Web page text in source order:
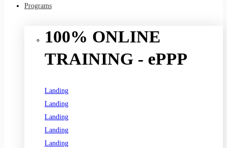
Programs
100% ONLINE
TRAINING - ePPP
Landing
Landing
Landing
Landing
Landing